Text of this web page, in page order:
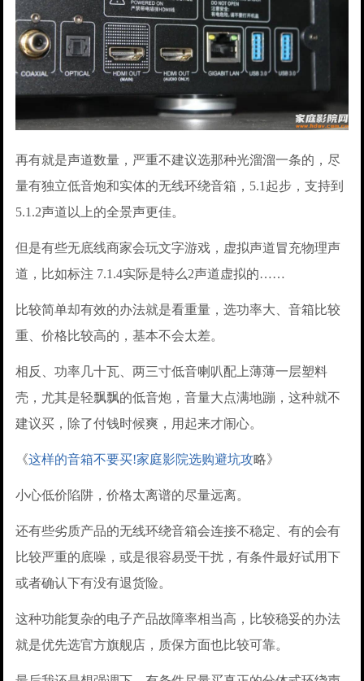
再有就是声道数量，严重不建议选那种光溜溜一条的，尽
量有独立低音炮和实体的无线环绕音箱，5.1起步，支持到
5.1.2声道以上的全景声更佳。
但是有些无底线商家会玩文字游戏，虚拟声道冒充物理声
道，比如标注 7.1.4实际是特么2声道虚拟的……
比较简单却有效的办法就是看重量，选功率大、音箱比较
重、价格比较高的，基本不会太差。
相反、功率几十瓦、两三寸低音喇叭配上薄薄一层塑料
壳，尤其是轻飘飘的低音炮，音量大点满地蹦，这种就不
建议买，除了付钱时候爽，用起来才闹心。
《这样的音箱不要买!家庭影院选购避坑攻略》
小心低价陷阱，价格太离谱的尽量远离。
还有些劣质产品的无线环绕音箱会连接不稳定、有的会有
比较严重的底噪，或是很容易受干扰，有条件最好试用下
或者确认下有没有退货险。
这种功能复杂的电子产品故障率相当高，比较稳妥的办法
就是优先选官方旗舰店，质保方面也比较可靠。